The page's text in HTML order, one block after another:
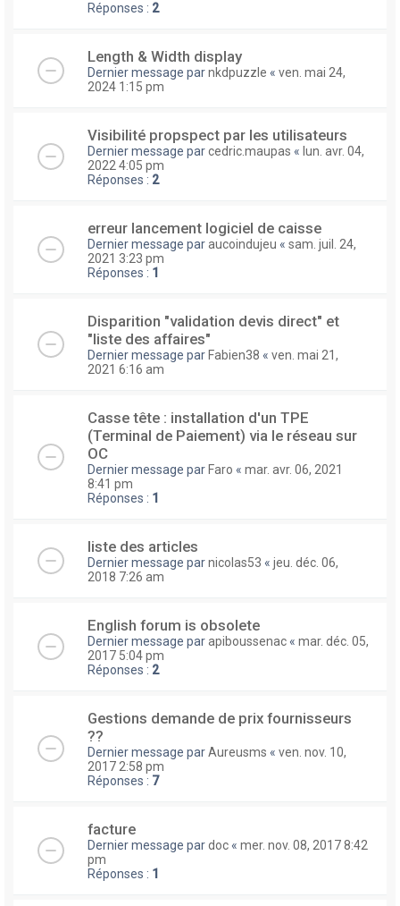
Réponses : 2
Length & Width display
Dernier message parnkdpuzzle « ven. mai 24,
2024 1:15 pm
Visibilité propspect par les utilisateurs
Dernier message parcedric.maupas « lun. avr. 04,
2022 4:05 pm
Réponses : 2
erreur lancement logiciel de caisse
Dernier message paraucoindujeu « sam. juil. 24,
2021 3:23 pm
Réponses : 1
Disparition "validation devis direct" et
"liste des affaires"
Dernier message parFabien38 « ven. mai 21,
2021 6:16 am
Casse tête : installation d'un TPE
(Terminal de Paiement) via le réseau sur
OC
Dernier message parFaro « mar. avr. 06, 2021
8:41 pm
Réponses : 1
liste des articles
Dernier message parnicolas53 « jeu. déc. 06,
2018 7:26 am
English forum is obsolete
Dernier message parapiboussenac « mar. déc. 05,
2017 5:04 pm
Réponses : 2
Gestions demande de prix fournisseurs
??
Dernier message parAureusms « ven. nov. 10,
2017 2:58 pm
Réponses : 7
facture
Dernier message pardoc « mer. nov. 08, 2017 8:42
pm
Réponses : 1